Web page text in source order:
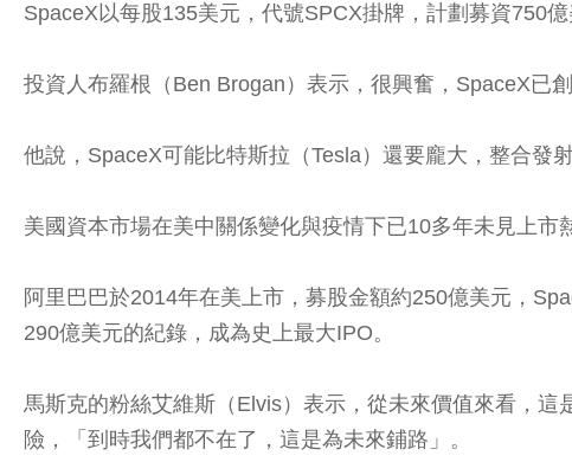
SpaceX以每股135美元，代號SPCX掛牌，計劃募資750
投資人布羅根（Ben Brogan）表示，很興奮，SpaceX已
他說，SpaceX可能比特斯拉（Tesla）還要龐大，整合發
美國資本市場在美中關係變化與疫情下已10多年未見上市
阿里巴巴於2014年在美上市，募股金額約250億美元，
290億美元的紀錄，成為史上最大IPO。
馬斯克的粉絲艾維斯（Elvis）表示，從未來價值來看，
險，「到時我們都不在了，這是為未來鋪路」。